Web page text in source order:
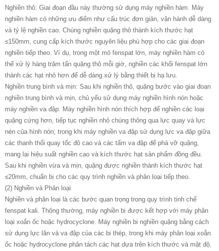
Nghiền thô: Giai đoạn đầu này thường sử dụng máy nghiền hàm. Máy
nghiền hàm có những ưu điểm như cấu trúc đơn giản, vận hành dễ dàng
và tỷ lệ nghiền cao. Chúng nghiền quặng thô thành kích thước hạt
≤150mm, cung cấp kích thước nguyên liệu phù hợp cho các giai đoạn
nghiền tiếp theo. Ví dụ, trong một mỏ fenspat lớn, máy nghiền hàm có
thể xử lý hàng trăm tấn quặng thô mỗi giờ, nghiền các khối fenspat lớn
thành các hạt nhỏ hơn để dễ dàng xử lý bằng thiết bị hạ lưu.
Nghiền trung bình và mịn: Sau khi nghiền thô, quặng bước vào giai đoạn
nghiền trung bình và mịn, chủ yếu sử dụng máy nghiền hình nón hoặc
máy nghiền va đập. Máy nghiền hình nón thích hợp để nghiền các loại
quặng cứng hơn, tiếp tục nghiền nhỏ chúng thông qua lực quay và lực
nén của hình nón; trong khi máy nghiền va đập sử dụng lực va đập giữa
các thanh thổi quay tốc độ cao và các tấm va đập để phá vỡ quặng,
mang lại hiệu suất nghiền cao và kích thước hạt sản phẩm đồng đều.
Sau khi nghiền vừa và mịn, quặng được nghiền thành kích thước hạt
≤20mm, chuẩn bị cho các quy trình nghiền và phân loại tiếp theo.
(2) Nghiền và Phân loại
Nghiền và phân loại là các bước quan trọng trong quy trình tinh chế
fenspat kali. Thông thường, máy nghiền bi được kết hợp với máy phân
loại xoắn ốc hoặc hydrocyclone. Máy nghiền bi nghiền quặng bằng cách
sử dụng lực lăn và va đập của các bi thép, trong khi máy phân loại xoắn
ốc hoặc hydrocyclone phân tách các hạt dựa trên kích thước và mật độ.